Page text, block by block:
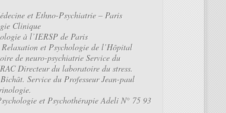
et Ethno-Psychiatrie – Paris
Clinique
à l’IERSP de Paris
et Psychologie de l’Hôpital
de neuro-psychiatrie Service du
Directeur du laboratoire du stress.
Service du Professeur Jean-paul
et Psychothérapie Adeli N° 75 93